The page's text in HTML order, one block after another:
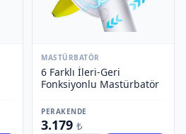
MASTÜRBATÖR
6 Farklı İleri-Geri
Fonksiyonlu Mastürbatör
PERAKENDE
3.179 ₺